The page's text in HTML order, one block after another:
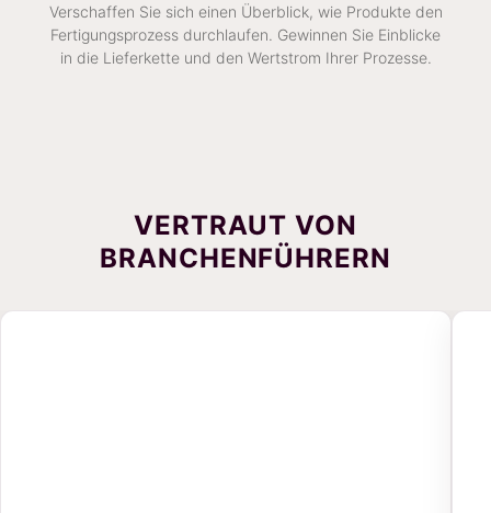
Verschaffen Sie sich einen Überblick, wie Produkte den
Fertigungsprozess durchlaufen. Gewinnen Sie Einblicke
in die Lieferkette und den Wertstrom Ihrer Prozesse.
VERTRAUT VON
BRANCHENFÜHRERN